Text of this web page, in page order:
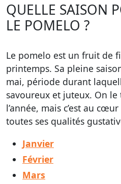
QUELLE SAISON
LE POMELO ?
Le pomelo est un fruit de
printemps. Sa pleine
mai, période durant
savoureux et juteux. On
l’année, mais c’est au
toutes ses qualités
Janvier
Février
Mars